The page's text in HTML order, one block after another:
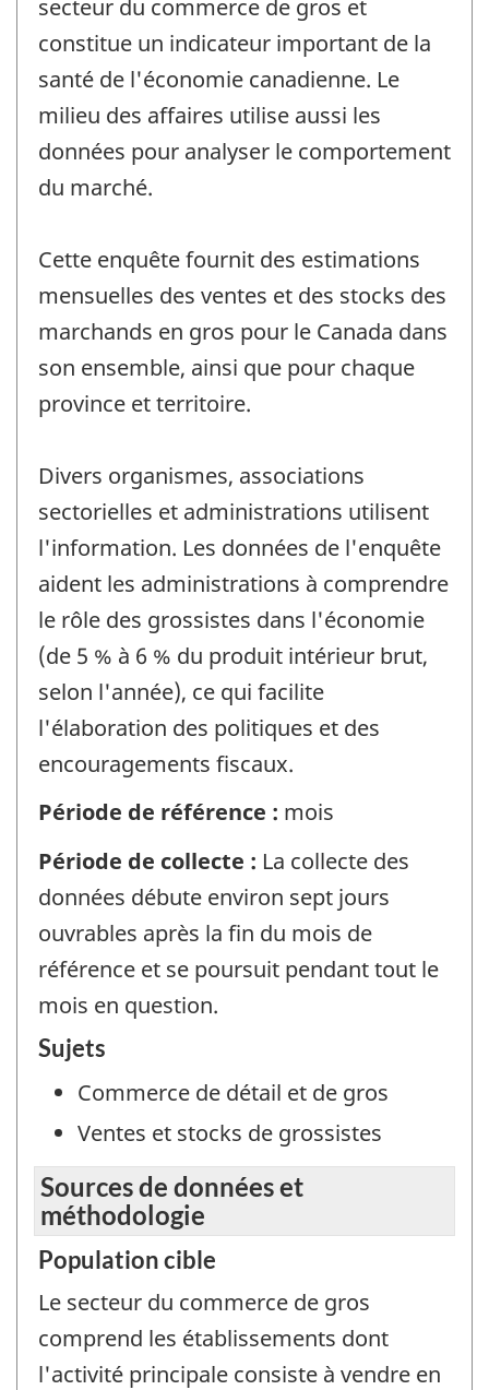
secteur du commerce de gros et
constitue un indicateur important de la
santé de l'économie canadienne. Le
milieu des affaires utilise aussi les
données pour analyser le comportement
du marché.
Cette enquête fournit des estimations
mensuelles des ventes et des stocks des
marchands en gros pour le Canada dans
son ensemble, ainsi que pour chaque
province et territoire.
Divers organismes, associations
sectorielles et administrations utilisent
l'information. Les données de l'enquête
aident les administrations à comprendre
le rôle des grossistes dans l'économie
(de 5 % à 6 % du produit intérieur brut,
selon l'année), ce qui facilite
l'élaboration des politiques et des
encouragements fiscaux.
Période de référence : mois
Période de collecte : La collecte des
données débute environ sept jours
ouvrables après la fin du mois de
référence et se poursuit pendant tout le
mois en question.
Sujets
Commerce de détail et de gros
Ventes et stocks de grossistes
Sources de données et
méthodologie
Population cible
Le secteur du commerce de gros
comprend les établissements dont
l'activité principale consiste à vendre en